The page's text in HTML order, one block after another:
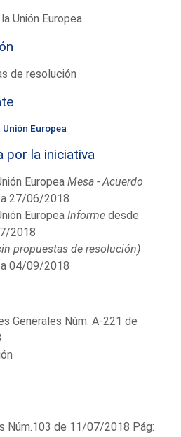
Unión Europea
de resolución
Europea
por la iniciativa
EuropeaMesa - Acuerdo
27/06/2018
EuropeaInforme desde
2018
propuestas de resolución)
04/09/2018
Generales Núm. A-221 de
Núm.103 de 11/07/2018 Pág: